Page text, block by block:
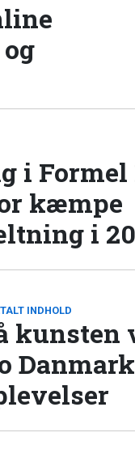
i Formel
kæmpe
i
INDHOLD
kunsten